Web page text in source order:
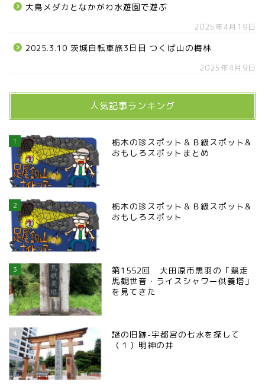
大鳥メダカとなかがわ水遊園で遊ぶ
2025年4月19日
2025.3.10 茨城自転車旅3日目 つくば山の梅林
2025年4月9日
人気記事ランキング
1
栃木の珍スポット＆Ｂ級スポット&
おもしろスポットまとめ
2
栃木の珍スポット＆Ｂ級スポット&
おもしろスポット
3
第1552回 大田原市黒羽の「競走
馬観世音・ライスシャワー供養塔」
を見てきた
4
謎の旧跡-宇都宮の七水を探して
（１）明神の井